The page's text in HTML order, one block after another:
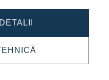
SLI
FRESHPACK
509014009
SLI